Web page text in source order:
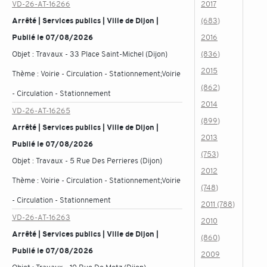
VD-26-AT-16266
Arrêté | Services publics | Ville de Dijon |
Publié le 07/08/2026
Objet :Travaux - 33 Place Saint-Michel (Dijon)
Thème :Voirie - Circulation - Stationnement;Voirie
- Circulation - Stationnement
VD-26-AT-16265
Arrêté | Services publics | Ville de Dijon |
Publié le 07/08/2026
Objet :Travaux - 5 Rue Des Perrieres (Dijon)
Thème :Voirie - Circulation - Stationnement;Voirie
- Circulation - Stationnement
VD-26-AT-16263
Arrêté | Services publics | Ville de Dijon |
Publié le 07/08/2026
2017
(683)
2016
(836)
2015
(862)
2014
(899)
2013
(753)
2012
(748)
2011 (788)
2010
(860)
2009